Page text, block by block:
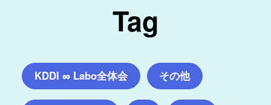
Tag
KDDI ∞ Labo全体会 その他